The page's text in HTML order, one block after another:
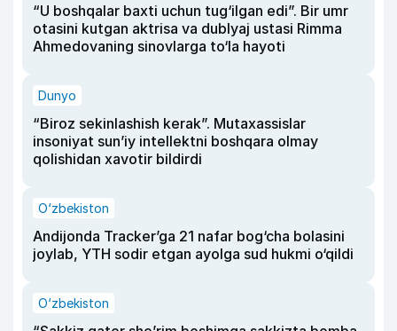
“U boshqalar baxti uchun tug‘ilgan edi”. Bir umr
otasini kutgan aktrisa va dublyaj ustasi Rimma
Ahmedovaning sinovlarga to‘la hayoti
Dunyo
“Biroz sekinlashish kerak”. Mutaxassislar
insoniyat sun’iy intellektni boshqara olmay
qolishidan xavotir bildirdi
O‘zbekiston
Andijonda Tracker’ga 21 nafar bog‘cha bolasini
joylab, YTH sodir etgan ayolga sud hukmi o‘qildi
O‘zbekiston